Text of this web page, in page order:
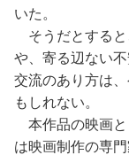
いた。
そうだとすると
や、寄る辺ない
交流のあり方は
もしれない。
本作品の映画と
は映画制作の専